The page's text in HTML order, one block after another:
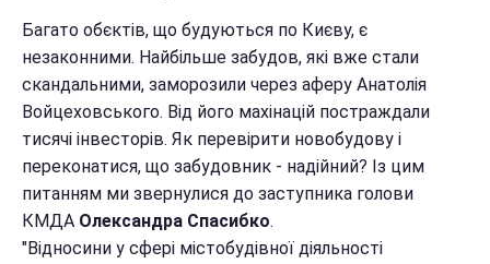
Багато обєктів, що будуються по Києву, є
незаконними. Найбільше забудов, які вже стали
скандальними, заморозили через аферу Анатолія
Войцеховського. Від його махінацій постраждали
тисячі інвесторів. Як перевірити новобудову і
переконатися, що забудовник - надійний? Із цим
питанням ми звернулися до заступника голови
КМДА Олександра Спасибко.
"Відносини у сфері містобудівної діяльності